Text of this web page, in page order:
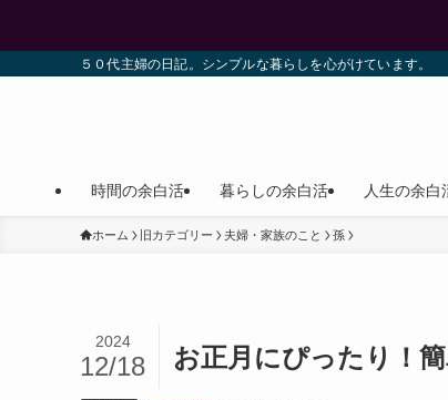
５０代主婦の日記。シンプルな暮らしを心がけています。
時間の余白活 暮らしの余白活 人生の余白
ホーム 旧カテゴリー 夫婦・家族のこと 孫
お正月にぴったり！
2024
12/18